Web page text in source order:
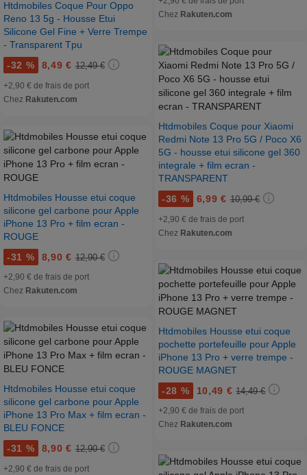
Htdmobiles Coque Pour Oppo
Reno 13 5g - Housse Etui
Silicone Gel Fine + Verre Trempe
- Transparent Tpu
-32 % 8,49 € 12,49 €
+2,90 € de frais de port
Chez Rakuten.com
Htdmobiles Housse etui coque
silicone gel carbone pour Apple
iPhone 13 Pro + film ecran -
ROUGE
-31 % 8,90 € 12,90 €
+2,90 € de frais de port
Chez Rakuten.com
Htdmobiles Housse etui coque
silicone gel carbone pour Apple
iPhone 13 Pro Max + film ecran -
BLEU FONCE
-31 % 8,90 € 12,90 €
+2,90 € de frais de port
Chez Rakuten.com
Htdmobiles Coque pour Xiaomi
Redmi Note 13 Pro 5G / Poco X6
5G - housse etui silicone gel 360
integrale + film ecran -
TRANSPARENT
-36 % 6,99 € 10,99 €
+2,90 € de frais de port
Chez Rakuten.com
Htdmobiles Housse etui coque
pochette portefeuille pour Apple
iPhone 13 Pro + verre trempe -
ROUGE MAGNET
-28 % 10,49 € 14,49 €
+2,90 € de frais de port
Chez Rakuten.com